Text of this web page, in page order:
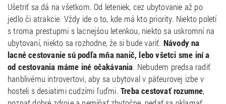
Ušetriť sa dá na všetkom. Od leteniek, cez ubytovanie až po
jedlo či atrakcie. Vždy ide o to, kde má kto priority. Niekto poletí
s troma prestupmi s lacnejšou letenkou, niekto sa uskromní na
ubytovaní, niekto sa rozhodne, že si bude variť. Návody na
lacné cestovanie sú podľa mňa nanič, lebo všetci sme iní a
od cestovania máme iné očakávania. Nebudem predsa radiť
hanblivému introvertovi, aby sa ubytoval v päťeurovej izbe v
hosteli s desiatimi cudzími ľuďmi. Treba cestovať rozumne,